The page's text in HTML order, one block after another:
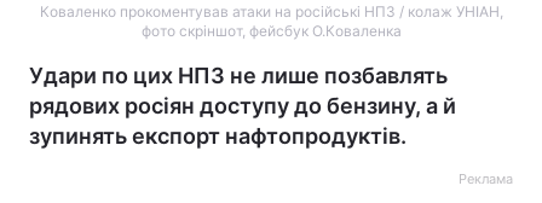
Коваленко прокоментував атаки на російські НПЗ / колаж УНІАН,
фото скріншот, фейсбук О.Коваленка
Удари по цих НПЗ не лише позбавлять
рядових росіян доступу до бензину, а й
зупинять експорт нафтопродуктів.
Реклама